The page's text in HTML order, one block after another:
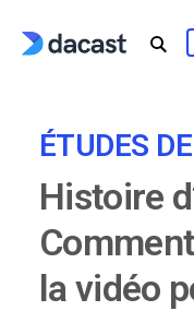
ÉTUDES
Histoire
la vidéo